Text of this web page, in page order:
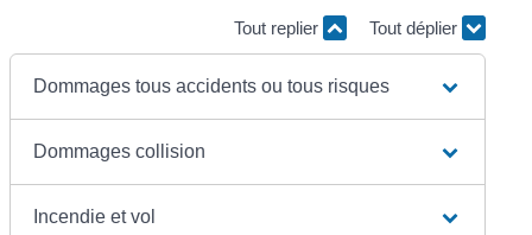
Tout replier Tout déplier
Dommages tous accidents ou tous risques
Dommages collision
Incendie et vol